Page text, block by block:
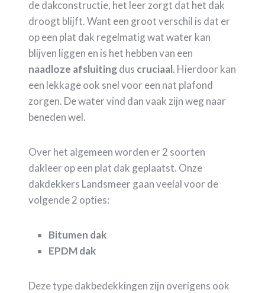
de dakconstructie, het leer zorgt dat het dak
droogt blijft. Want een groot verschil is dat er
op een plat dak regelmatig wat water kan
blijven liggen en is het hebben van een
naadloze afsluitingdus cruciaal. Hierdoor kan
een lekkage ook snel voor een nat plafond
zorgen. De water vind dan vaak zijn weg naar
beneden wel.
Over het algemeen worden er 2 soorten
dakleer op een plat dak geplaatst. Onze
dakdekkers Landsmeer gaan veelal voor de
volgende 2 opties:
Bitumen dak
EPDM dak
Deze type dakbedekkingen zijn overigens ook